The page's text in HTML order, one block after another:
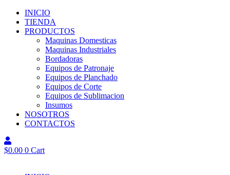
INICIO
TIENDA
PRODUCTOS
Maquinas Domesticas
Maquinas Industriales
Bordadoras
Equipos de Patronaje
Equipos de Planchado
Equipos de Corte
Equipos de Sublimacion
Insumos
NOSOTROS
CONTACTOS
$0.00 0 Cart